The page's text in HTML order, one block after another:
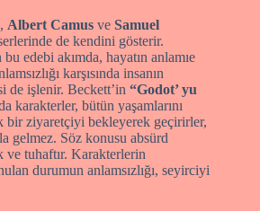
Albert Camus ve Samuel
de kendini gösterir.
edebi akımda, hayatın anlamıe
karşısında insanın
de işlenir. Beckett’in “Godot’ yu
karakterler, bütün yaşamlarını
bir ziyaretçiyi bekleyerek geçirirler,
gelmez. Söz konusu absürd
tuhaftır. Karakterlerin
durumun anlamsızlığı, seyirciyi